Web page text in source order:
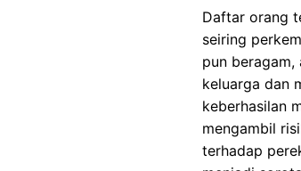
Daftar orang
seiring
pun
keluarga dan
keberhasilan
mengambil
terhadap